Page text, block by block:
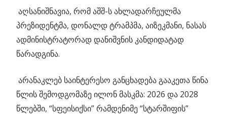
აღსანიშნავია, რომ აშშ-ს ახლადარჩეულმა
პრეზიდენტმა, დონალდ ტრამპმა, აიზეკმანი, ნასას
ადმინისტრატორად დანიშვნის კანდიდატად
წარადგინა.
არანაკლებ საინტერესო განცხადება გააკეთა წინა
წლის შემოდგომაზე ილონ მასკმა: 2026 და 2028
წლებში, “სფეისიქსი” რამდენიმე “სტარშიფის”